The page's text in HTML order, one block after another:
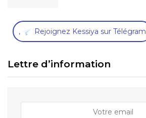
, Rejoignez Kessiya sur Télégram
Lettre d’information